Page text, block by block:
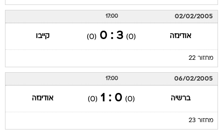
02/02/2005
17:00
אודינזה (0)
3 : 0
(0) קייבו
מחזור 22
06/02/2005
17:00
ברשיה (0)
0 : 1
(0) אודינזה
מחזור 23